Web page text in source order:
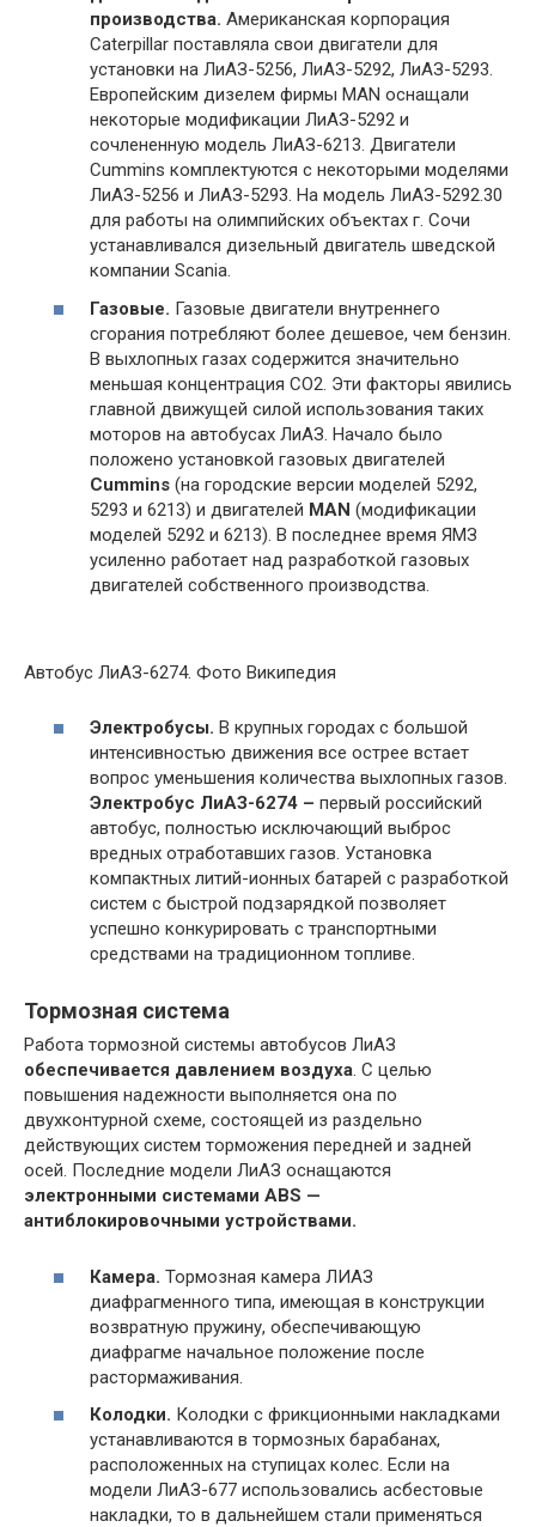
производства. Американская корпорация
Caterpillar поставляла свои двигатели для
установки на ЛиАЗ-5256, ЛиАЗ-5292, ЛиАЗ-5293.
Европейским дизелем фирмы MAN оснащали
некоторые модификации ЛиАЗ-5292 и
сочлененную модель ЛиАЗ-6213. Двигатели
Cummins комплектуются с некоторыми моделями
ЛиАЗ-5256 и ЛиАЗ-5293. На модель ЛиАЗ-5292.30
для работы на олимпийских объектах г. Сочи
устанавливался дизельный двигатель шведской
компании Scania.
Газовые. Газовые двигатели внутреннего
сгорания потребляют более дешевое, чем бензин.
В выхлопных газах содержится значительно
меньшая концентрация СО2. Эти факторы явились
главной движущей силой использования таких
моторов на автобусах ЛиАЗ. Начало было
положено установкой газовых двигателей
Cummins (на городские версии моделей 5292,
5293 и 6213) и двигателей MAN (модификации
моделей 5292 и 6213). В последнее время ЯМЗ
усиленно работает над разработкой газовых
двигателей собственного производства.
Автобус ЛиАЗ-6274. Фото Википедия
Электробусы. В крупных городах с большой
интенсивностью движения все острее встает
вопрос уменьшения количества выхлопных газов.
Электробус ЛиАЗ-6274 – первый российский
автобус, полностью исключающий выброс
вредных отработавших газов. Установка
компактных литий-ионных батарей с разработкой
систем с быстрой подзарядкой позволяет
успешно конкурировать с транспортными
средствами на традиционном топливе.
Тормозная система
Работа тормозной системы автобусов ЛиАЗ
обеспечивается давлением воздуха. С целью
повышения надежности выполняется она по
двухконтурной схеме, состоящей из раздельно
действующих систем торможения передней и задней
осей. Последние модели ЛиАЗ оснащаются
электронными системами ABS —
антиблокировочными устройствами.
Камера. Тормозная камера ЛИАЗ
диафрагменного типа, имеющая в конструкции
возвратную пружину, обеспечивающую
диафрагме начальное положение после
растормаживания.
Колодки. Колодки с фрикционными накладками
устанавливаются в тормозных барабанах,
расположенных на ступицах колес. Если на
модели ЛиАЗ-677 использовались асбестовые
накладки, то в дальнейшем стали применяться